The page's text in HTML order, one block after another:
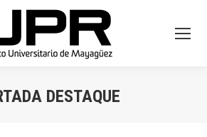
DESTAQUE